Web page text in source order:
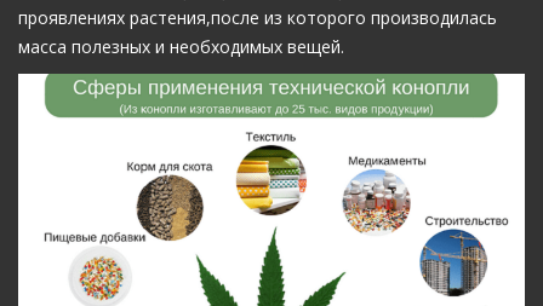
проявлениях растения,после из которого производилась
масса полезных и необходимых вещей.